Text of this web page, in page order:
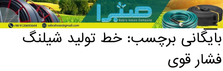
خانه / بایگانی برچسب: خط تولید شیلنگ فشار قوی
بایگانی برچسب:خط تولید شیلنگ
فشار قوی